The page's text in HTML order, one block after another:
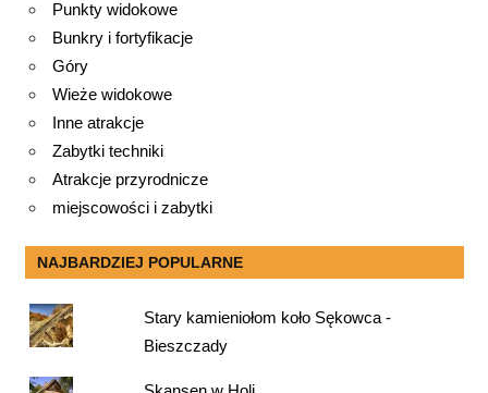
Punkty widokowe
Bunkry i fortyfikacje
Góry
Wieże widokowe
Inne atrakcje
Zabytki techniki
Atrakcje przyrodnicze
miejscowości i zabytki
NAJBARDZIEJ POPULARNE
Stary kamieniołom koło Sękowca -
Bieszczady